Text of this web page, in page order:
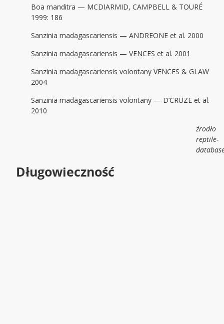
Boa manditra — MCDIARMID, CAMPBELL & TOURÉ
1999: 186
Sanzinia madagascariensis — ANDREONE et al. 2000
Sanzinia madagascariensis — VENCES et al. 2001
Sanzinia madagascariensis volontany VENCES & GLAW
2004
Sanzinia madagascariensis volontany — D’CRUZE et al.
2010
źrodło
reptile-
Długowieczność